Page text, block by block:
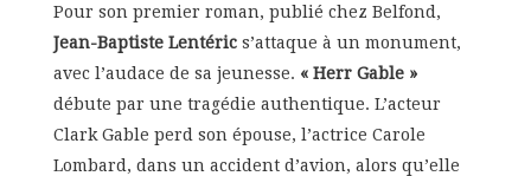
Pour son premier roman, publié chez Belfond,
Jean-Baptiste Lentéric s’attaque à un monument,
avec l’audace de sa jeunesse. « Herr Gable »
débute par une tragédie authentique. L’acteur
Clark Gable perd son épouse, l’actrice Carole
Lombard, dans un accident d’avion, alors qu’elle